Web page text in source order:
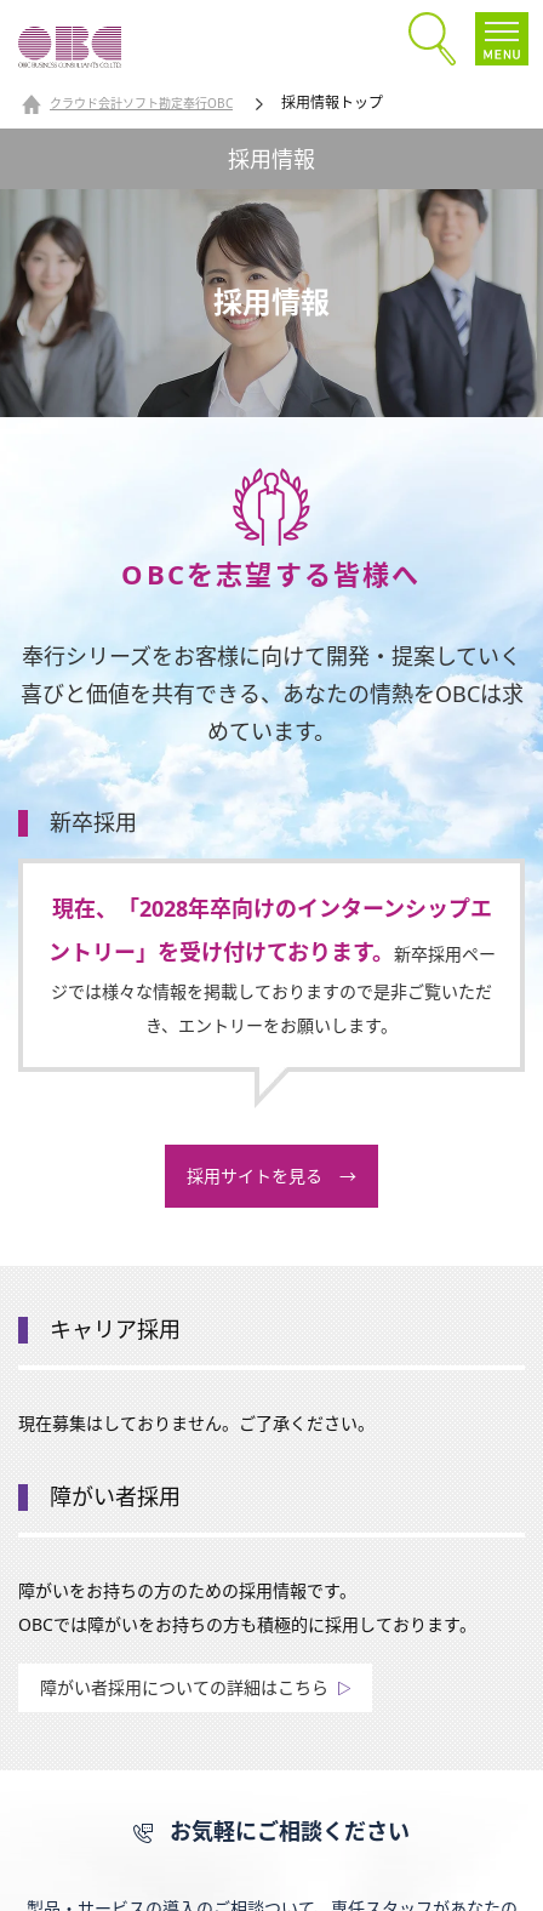
クラウド会計ソフト勘定奉行OBC 採用情報トップ
採用情報
採用情報
OBCを志望する皆様へ
奉行シリーズをお客様に向けて開発・提案していく
喜びと価値を共有できる、あなたの情熱をOBCは求
めています。
新卒採用
現在、「2028年卒向けのインターンシップエ
ントリー」を受け付けております。
新卒採用ペー
ジでは様々な情報を掲載しておりますので是非ご覧いただ
き、エントリーをお願いします。
採用サイトを見る →
キャリア採用
現在募集はしておりません。ご了承ください。
障がい者採用
障がいをお持ちの方のための採用情報です。
OBCでは障がいをお持ちの方も積極的に採用しております。
障がい者採用についての詳細はこちら
お気軽にご相談ください